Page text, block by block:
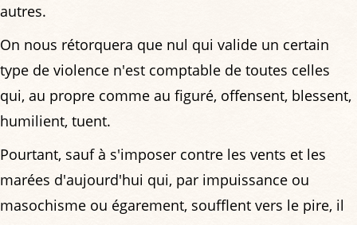
autres.
On nous rétorquera que nul qui valide un certain
type de violence n'est comptable de toutes celles
qui, au propre comme au figuré, offensent, blessent,
humilient, tuent.
Pourtant, sauf à s'imposer contre les vents et les
marées d'aujourd'hui qui, par impuissance ou
masochisme ou égarement, soufflent vers le pire, il